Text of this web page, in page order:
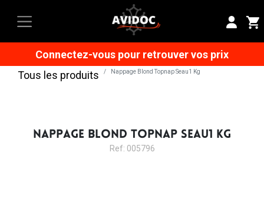
Connectez-vous pour retrouver vos prix
Tous les produits
Nappage Blond Topnap Seau1 Kg
NAPPAGE BLOND TOPNAP SEAU1 KG
Ref: 005796